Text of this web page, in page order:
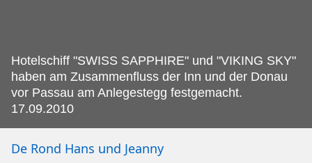
Hotelschiff "SWISS SAPPHIRE" und "VIKING SKY"
haben am Zusammenfluss der Inn und der Donau
vor Passau am Anlegestegg festgemacht.
17.09.2010
De Rond Hans und Jeanny